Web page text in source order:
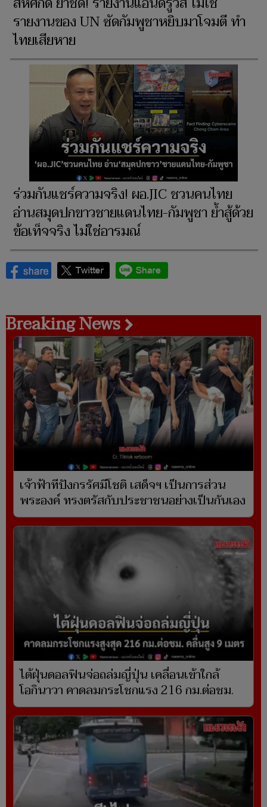
รายงานของ UN ซัดกัมพูชาหยิบมาโจมตี ทำ
ไทยเสียหาย
ร่วมกันแชร์ความจริง! ผอ.JIC ชวนคนไทย
อ่านสมุดปกขาวชายแดนไทย-กัมพูชา ย้ำสู้ด้วย
ข้อเท็จจริง ไม่ใช่อารมณ์
Breaking News
เจ้าฟ้าทีปังกรรัศมีโชติ เสด็จฯ เป็นการส่วน
พระองค์ ทรงตรัสกับประชาชนอย่างเป็นกันเอง
ไต้ฝุ่นดอลฟินจ่อถล่มญี่ปุ่น เคลื่อนเข้าใกล้
โอกินาวา คาดลมกระโชกแรง 216 กม.ต่อชม.